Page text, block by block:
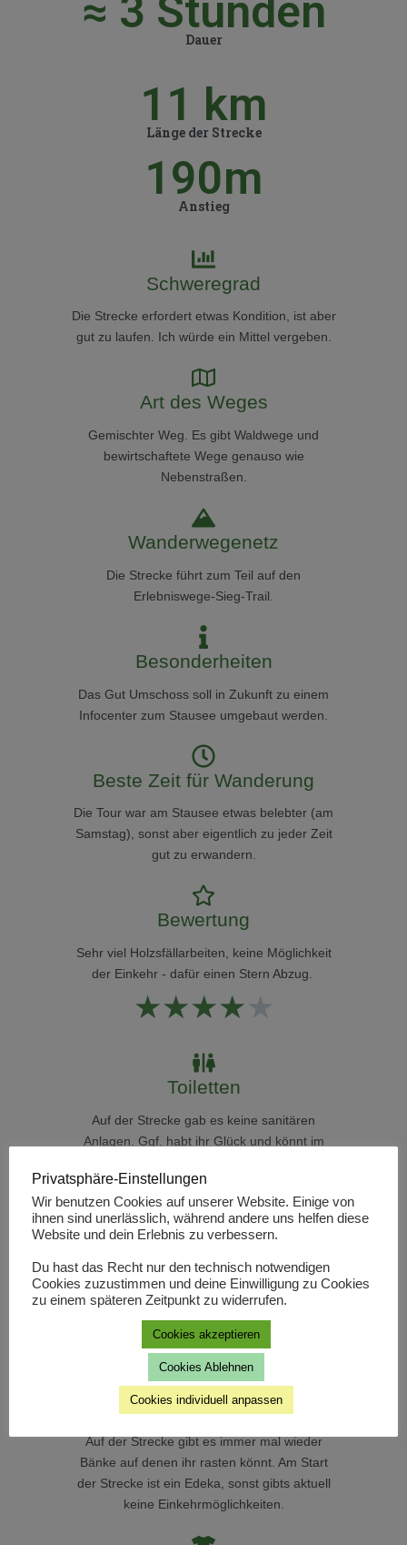
Dauer
≈ 3 Stunden
Länge der Strecke
11 km
Anstieg
190m
Schweregrad
Die Strecke erfordert etwas Kondition, ist aber
gut zu laufen. Ich würde ein Mittel vergeben.
Art des Weges
Gemischter Weg. Es gibt Waldwege und
bewirtschaftete Wege genauso wie
Nebenstraßen.
Wanderwegenetz
Die Strecke führt zum Teil auf den
Erlebniswege-Sieg-Trail.
Besonderheiten
Das Gut Umschoss soll in Zukunft zu einem
Infocenter zum Stausee umgebaut werden.
Beste Zeit für Wanderung
Die Tour war am Stausee etwas belebter (am
Samstag), sonst aber eigentlich zu jeder Zeit
gut zu erwandern.
Bewertung
Sehr viel Holzsfällarbeiten, keine Möglichkeit
der Einkehr - dafür einen Stern Abzug.
★★★★★
Toiletten
Auf der Strecke gab es keine sanitären
Anlagen. Ggf. habt ihr Glück und könnt im
Geschäft machen
Die Strecke ist recht gut mit einem
Kinderwagen befahrbar (Ausnahme bei
Baumarbeiten). Mit Rollator stelle ich mir die
Tour schwierig vor.
Gastronomie/Picknick
Auf der Strecke gibt es immer mal wieder
Bänke auf denen ihr rasten könnt. Am Start
der Strecke ist ein Edeka, sonst gibts aktuell
keine Einkehrmöglichkeiten.
Privatsphäre-Einstellungen
Wir benutzen Cookies auf unserer Website. Einige von
ihnen sind unerlässlich, während andere uns helfen diese
Website und dein Erlebnis zu verbessern.
Du hast das Recht nur den technisch notwendigen
Cookies zuzustimmen und deine Einwilligung zu Cookies
zu einem späteren Zeitpunkt zu widerrufen.
Cookies akzeptieren
Cookies Ablehnen
Cookies individuell anpassen